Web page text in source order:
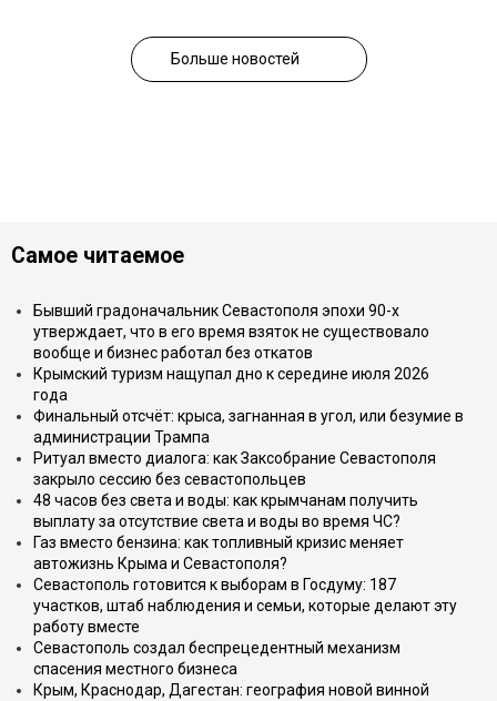
Больше новостей
Самое читаемое
Бывший градоначальник Севастополя эпохи 90-х
утверждает, что в его время взяток не существовало
вообще и бизнес работал без откатов
Крымский туризм нащупал дно к середине июля 2026
года
Финальный отсчёт: крыса, загнанная в угол, или безумие в
администрации Трампа
Ритуал вместо диалога: как Заксобрание Севастополя
закрыло сессию без севастопольцев
48 часов без света и воды: как крымчанам получить
выплату за отсутствие света и воды во время ЧС?
Газ вместо бензина: как топливный кризис меняет
автожизнь Крыма и Севастополя?
Севастополь готовится к выборам в Госдуму: 187
участков, штаб наблюдения и семьи, которые делают эту
работу вместе
Севастополь создал беспрецедентный механизм
спасения местного бизнеса
Крым, Краснодар, Дагестан: география новой винной